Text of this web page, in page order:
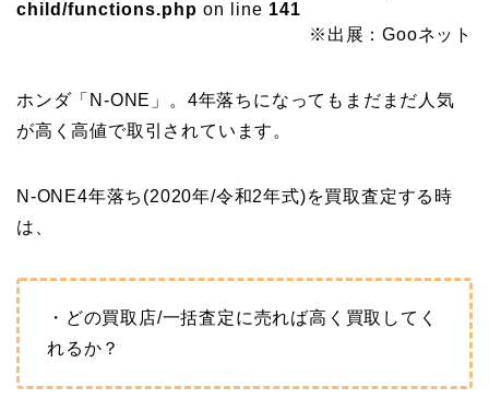
child/functions.php on line 141
※出展：Gooネット
ホンダ「N-ONE」。4年落ちになってもまだまだ人気
が高く高値で取引されています。
N-ONE4年落ち(2020年/令和2年式)を買取査定する時
は、
・どの買取店/一括査定に売れば高く買取してく
れるか？